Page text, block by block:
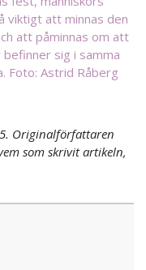
Originalförfattaren
som skrivit artikeln,